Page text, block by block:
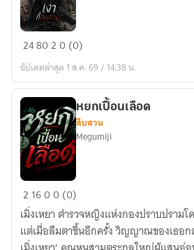
เงา
สิบ
สาม
The
Thirteenth
Shadow
248020 (0)
อัปเดตล่าสุด 1 ส.ค. 69 / 14:38 น.
หยก
เปื้อน
เลือด
หยกเปื้อนเลือด
สืบสวน
Megumiji
2 1600 (0)
เมิ่งเหยา ตำรวจหญิงแห่งกองปราบปรามโ
แต่เมื่อลืมตาขึ้นอีกครั้ง วิญญาณของเธอก